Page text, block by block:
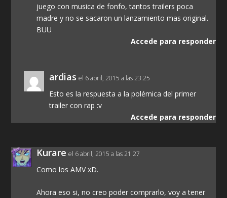
juego con musica de fonfo, tantos trailers poca
madre y no se sacaron un lanzamiento mas original.
BUU
Accede para responder
ardias el 6 abril, 2015 a las 23:25
Esto es la respuesta a la polémica del primer
trailer con rap :v
Accede para responder
Kurare el 6 abril, 2015 a las 21:27
Como los AMV xD.
Ahora eso si, no creo poder comprarlo, voy a tener